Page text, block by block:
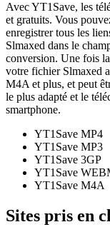
Avec YT1Save, les
et gratuits. Vous
enregistrer tous les
Slmaxed dans le
conversion. Une fois
votre fichier Slmaxed
M4A et plus, et peut
le plus adapté et le
smartphone.
YT1Save MP4
YT1Save MP3
YT1Save 3GP
YT1Save
YT1Save M4A
Sites pris en